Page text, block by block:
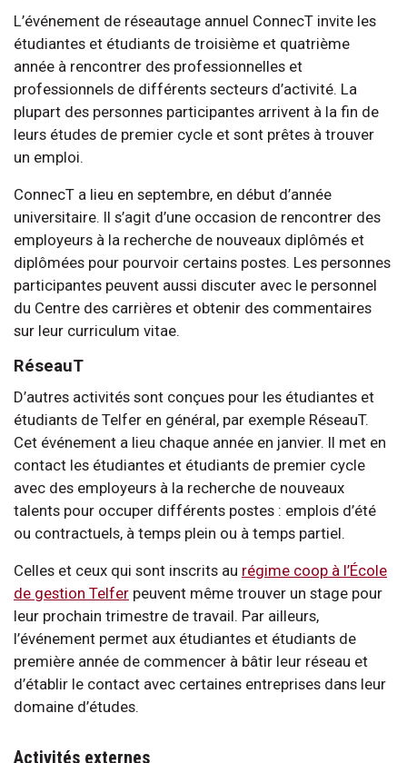
L’événement de réseautage annuel ConnecT invite les
étudiantes et étudiants de troisième et quatrième
année à rencontrer des professionnelles et
professionnels de différents secteurs d’activité. La
plupart des personnes participantes arrivent à la fin de
leurs études de premier cycle et sont prêtes à trouver
un emploi.
ConnecT a lieu en septembre, en début d’année
universitaire. Il s’agit d’une occasion de rencontrer des
employeurs à la recherche de nouveaux diplômés et
diplômées pour pourvoir certains postes. Les personnes
participantes peuvent aussi discuter avec le personnel
du Centre des carrières et obtenir des commentaires
sur leur curriculum vitae.
RéseauT
D’autres activités sont conçues pour les étudiantes et
étudiants de Telfer en général, par exemple RéseauT.
Cet événement a lieu chaque année en janvier. Il met en
contact les étudiantes et étudiants de premier cycle
avec des employeurs à la recherche de nouveaux
talents pour occuper différents postes : emplois d’été
ou contractuels, à temps plein ou à temps partiel.
Celles et ceux qui sont inscrits au régime coop à l’École
de gestion Telfer peuvent même trouver un stage pour
leur prochain trimestre de travail. Par ailleurs,
l’événement permet aux étudiantes et étudiants de
première année de commencer à bâtir leur réseau et
d’établir le contact avec certaines entreprises dans leur
domaine d’études.
Activités externes